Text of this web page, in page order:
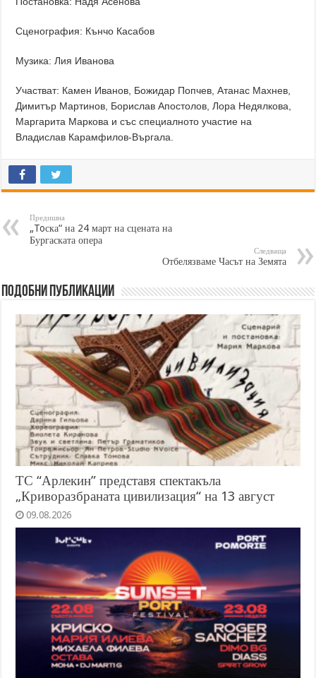
Сценография: Кънчо Касабов
Музика: Лия Иванова
Участват: Камен Иванов, Божидар Попчев, Атанас Махнев,
Димитър Мартинов, Борислав Апостолов, Лора Недялкова,
Маргарита Маркова и със специалното участие на
Владислав Карамфилов-Въргала.
Предишна
„Toска“ на 24 март на сцената на
Бургаската опера
Следваща
Отбелязваме Часът на Земята
Подобни публикации
ТС “Арлекин” представя спектакъла
„Криворазбраната цивилизация“ на 13 август
09.08.2026